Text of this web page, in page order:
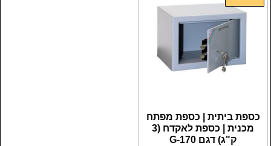
כספת ביתית | כספת מפתח
מכנית | כספת לאקדח (3
ק"ג) דגם G-170